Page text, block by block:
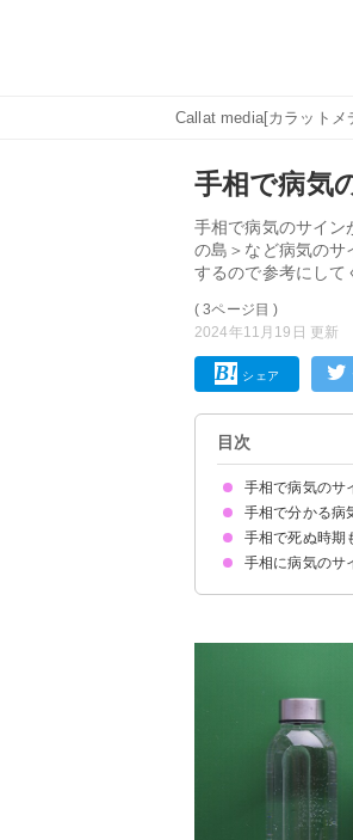
Callat media[カラットメ
手相で病気
手相で病気のサイン
の島＞など病気のサ
するので参考にして
( 3ページ目 )
2024年11月19日 更新
シェア
目次
手相で病気のサ
手相で分かる病
手相で死ぬ時期
手相に病気のサ